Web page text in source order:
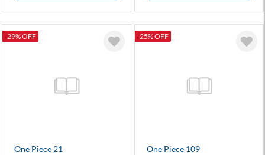
-29% OFF
One Piece 21
-25% OFF
One Piece 109